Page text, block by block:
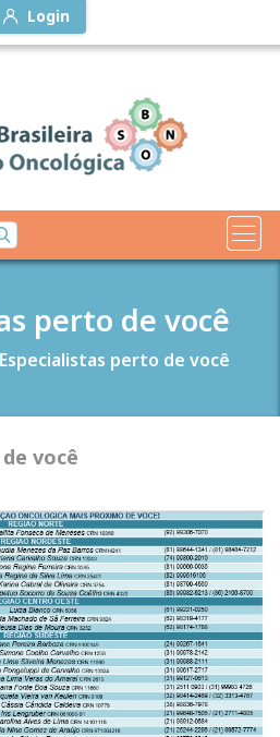
Login
perto de você
Especialistas perto de você
você